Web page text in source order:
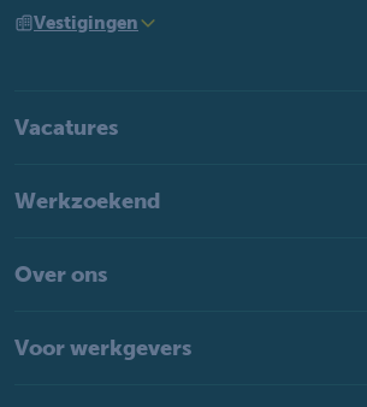
Vestigingen
Vacatures
Werkzoekend
Over ons
Voor werkgevers